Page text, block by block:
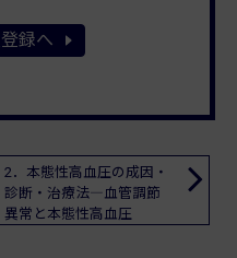
録へ
2．本態性高血圧の成因・
診断・治療法―血管調節
異常と本態性高血圧